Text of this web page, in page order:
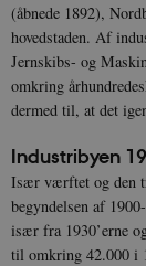
(åbnede 1892),
hovedstaden. Af
Jernskibs- og
omkring
dermed til, at det
Industribyen
Især værftet og den
begyndelsen af
især fra 1930’erne
til omkring 42.000 i